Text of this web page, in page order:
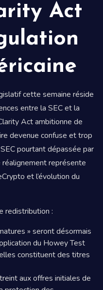
Act
cette semaine réside
entre la SEC et la
Act ambitionne de
devenue confuse et trop
pourtant dépassée par
réalignement représente
et l’évolution du
redistribution :
» seront désormais
du Howey Test
constituent des titres
aux offres initiales de